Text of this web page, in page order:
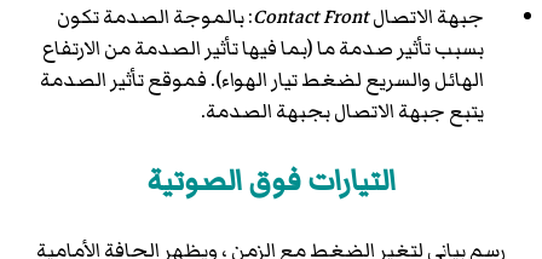
جبهة الاتصالContact Front: بالموجة الصدمة تكون
بسبب تأثير صدمة ما (بما فيها تأثير الصدمة من الارتفاع
الهائل والسريع لضغط تيار الهواء). فموقع تأثير الصدمة
يتبع جبهة الاتصال بجبهة الصدمة.
التيارات فوق الصوتية
رسم بياني لتغير الضغط مع الزمن ، ويظهر الحافة الأمامية